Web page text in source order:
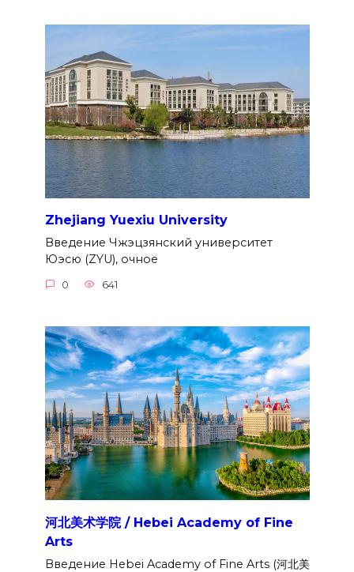
Zhejiang Yuexiu University
Введение Чжэцзянский университет
Юэсю (ZYU), очное
0 641
河北美术学院 / Hebei Academy of Fine
Arts
Введение Hebei Academy of Fine Arts (河北美